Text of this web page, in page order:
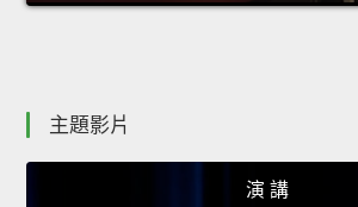
主題影片
演 講